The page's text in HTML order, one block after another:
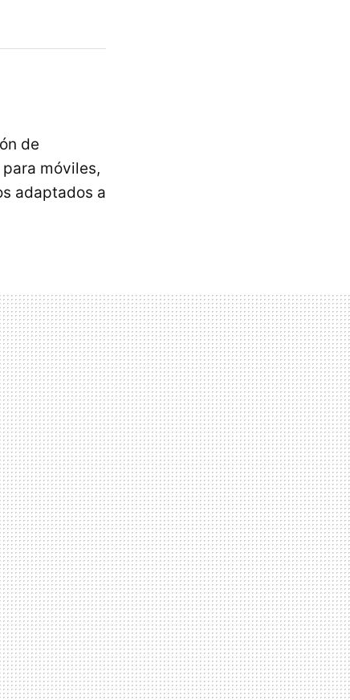
de
móviles,
adaptados a